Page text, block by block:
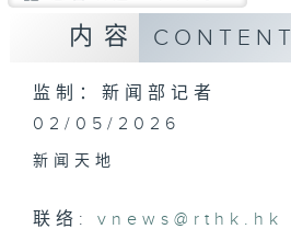
内容 CONTENT
监制：新闻部记者
02/05/2026
新闻天地
联络:vnews@rthk.hk